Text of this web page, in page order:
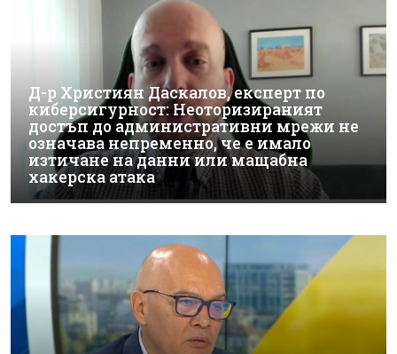
Д-р Християн Даскалов, експерт по
киберсигурност: Неоторизираният
достъп до административни мрежи не
означава непременно, че е имало
изтичане на данни или мащабна
хакерска атака